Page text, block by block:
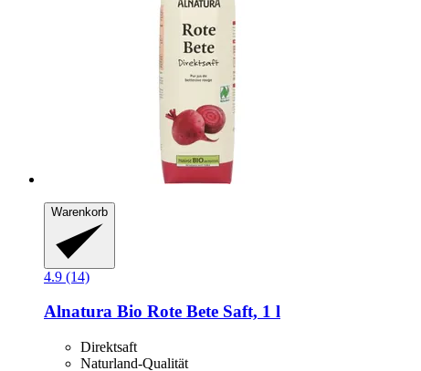
Warenkorb
4.9 (14)
Alnatura Bio Rote Bete Saft, 1 l
Direktsaft
Naturland-Qualität